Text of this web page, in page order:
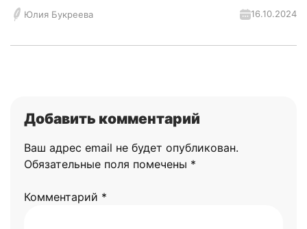
Юлия Букреева 16.10.2024
Добавить комментарий
Ваш адрес email не будет опубликован.
Обязательные поля помечены *
Комментарий *